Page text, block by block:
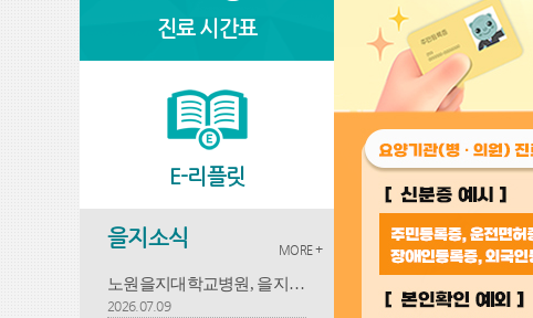
진료 시간표
E-리플릿
을지소식
노원을지대학교병원, 을지플리마켓 판매수익금 천만 원 기부
2026.07.09
MORE +